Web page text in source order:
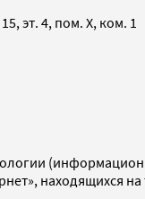
эт. 4, пом. X, ком. 1
находящихся